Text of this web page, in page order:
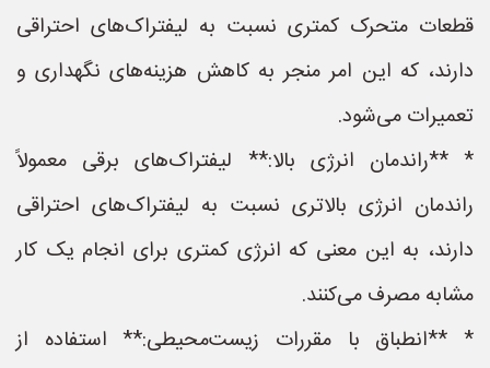
قطعات متحرک کمتری نسبت به لیفتراک‌های احتراقی
دارند، که این امر منجر به کاهش هزینه‌های نگهداری و
تعمیرات می‌شود.
* **راندمان انرژی بالا:** لیفتراک‌های برقی معمولاً
راندمان انرژی بالاتری نسبت به لیفتراک‌های احتراقی
دارند، به این معنی که انرژی کمتری برای انجام یک کار
مشابه مصرف می‌کنند.
* **انطباق با مقررات زیست‌محیطی:** استفاده از